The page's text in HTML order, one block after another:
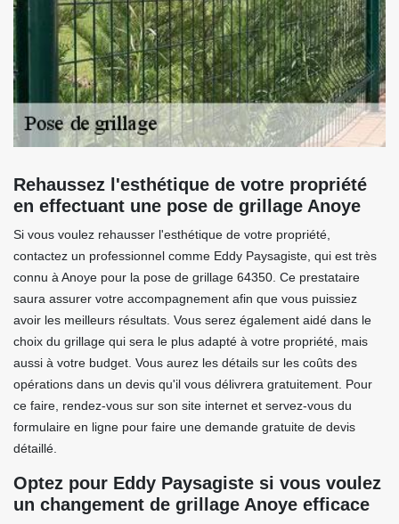
Rehaussez l'esthétique de votre propriété
en effectuant une pose de grillage Anoye
Si vous voulez rehausser l'esthétique de votre propriété,
contactez un professionnel comme Eddy Paysagiste, qui est très
connu à Anoye pour la pose de grillage 64350. Ce prestataire
saura assurer votre accompagnement afin que vous puissiez
avoir les meilleurs résultats. Vous serez également aidé dans le
choix du grillage qui sera le plus adapté à votre propriété, mais
aussi à votre budget. Vous aurez les détails sur les coûts des
opérations dans un devis qu'il vous délivrera gratuitement. Pour
ce faire, rendez-vous sur son site internet et servez-vous du
formulaire en ligne pour faire une demande gratuite de devis
détaillé.
Optez pour Eddy Paysagiste si vous voulez
un changement de grillage Anoye efficace